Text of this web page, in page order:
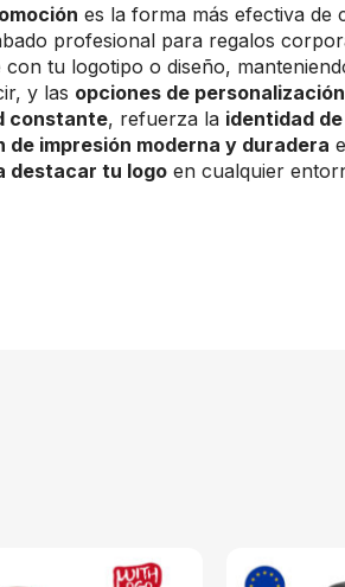
es la forma más efectiva de
profesional para regalos
tu logotipo o diseño,
y las opciones de personalización
constante, refuerza la identidad
de impresión moderna y duradera
destacar tu logo en cualquier